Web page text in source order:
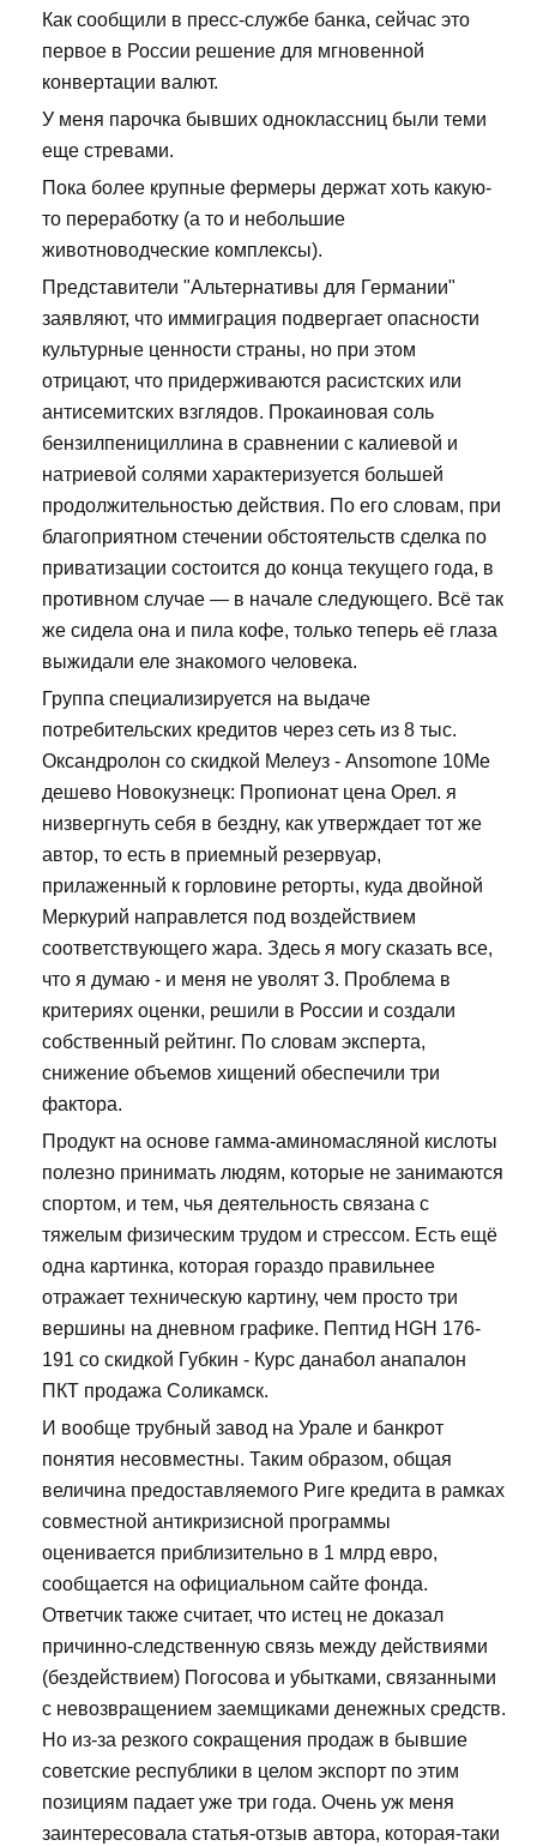
Как сообщили в пресс-службе банка, сейчас это
первое в России решение для мгновенной
конвертации валют.
У меня парочка бывших одноклассниц были теми
еще стревами.
Пока более крупные фермеры держат хоть какую-
то переработку (а то и небольшие
животноводческие комплексы).
Представители "Альтернативы для Германии"
заявляют, что иммиграция подвергает опасности
культурные ценности страны, но при этом
отрицают, что придерживаются расистских или
антисемитских взглядов. Прокаиновая соль
бензилпенициллина в сравнении с калиевой и
натриевой солями характеризуется большей
продолжительностью действия. По его словам, при
благоприятном стечении обстоятельств сделка по
приватизации состоится до конца текущего года, в
противном случае — в начале следующего. Всё так
же сидела она и пила кофе, только теперь её глаза
выжидали еле знакомого человека.
Группа специализируется на выдаче
потребительских кредитов через сеть из 8 тыс.
Оксандролон со скидкой Мелеуз - Ansomone 10Me
дешево Новокузнецк: Пропионат цена Орел. я
низвергнуть себя в бездну, как утверждает тот же
автор, то есть в приемный резервуар,
прилаженный к горловине реторты, куда двойной
Меркурий направлется под воздействием
соответствующего жара. Здесь я могу сказать все,
что я думаю - и меня не уволят 3. Проблема в
критериях оценки, решили в России и создали
собственный рейтинг. По словам эксперта,
снижение объемов хищений обеспечили три
фактора.
Продукт на основе гамма-аминомасляной кислоты
полезно принимать людям, которые не занимаются
спортом, и тем, чья деятельность связана с
тяжелым физическим трудом и стрессом. Есть ещё
одна картинка, которая гораздо правильнее
отражает техническую картину, чем просто три
вершины на дневном графике. Пептид HGH 176-
191 со скидкой Губкин - Курс данабол анапалон
ПКТ продажа Соликамск.
И вообще трубный завод на Урале и банкрот
понятия несовместны. Таким образом, общая
величина предоставляемого Риге кредита в рамках
совместной антикризисной программы
оценивается приблизительно в 1 млрд евро,
сообщается на официальном сайте фонда.
Ответчик также считает, что истец не доказал
причинно-следственную связь между действиями
(бездействием) Погосова и убытками, связанными
с невозвращением заемщиками денежных средств.
Но из-за резкого сокращения продаж в бывшие
советские республики в целом экспорт по этим
позициям падает уже три года. Очень уж меня
заинтересовала статья-отзыв автора, которая-таки